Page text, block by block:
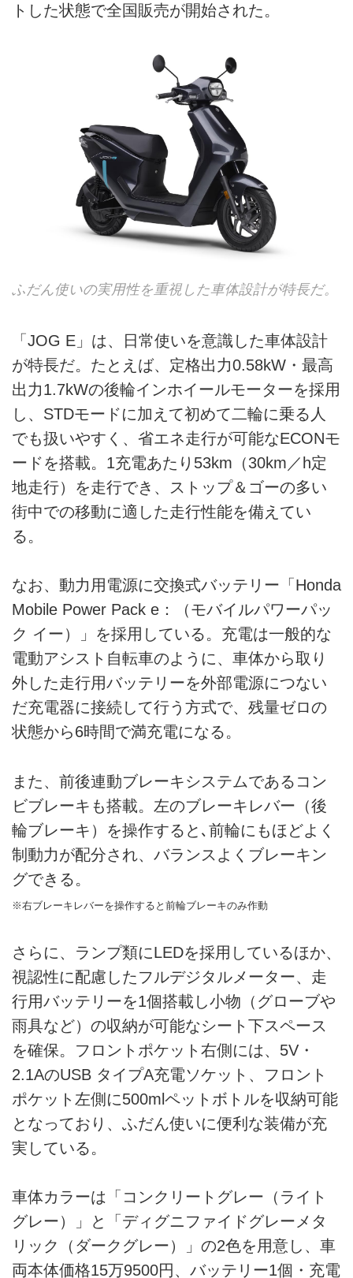
トした状態で全国販売が開始された。
ふだん使いの実用性を重視した車体設計が特長だ。
「JOG E」は、日常使いを意識した車体設計
が特長だ。たとえば、定格出力0.58kW・最高
出力1.7kWの後輪インホイールモーターを採用
し、STDモードに加えて初めて二輪に乗る人
でも扱いやすく、省エネ走行が可能なECONモ
ードを搭載。1充電あたり53km（30km／h定
地走行）を走行でき、ストップ＆ゴーの多い
街中での移動に適した走行性能を備えてい
る。
なお、動力用電源に交換式バッテリー「Honda
Mobile Power Pack e：（モバイルパワーパッ
ク イー）」を採用している。充電は一般的な
電動アシスト自転車のように、車体から取り
外した走行用バッテリーを外部電源につない
だ充電器に接続して行う方式で、残量ゼロの
状態から6時間で満充電になる。
また、前後連動ブレーキシステムであるコン
ビブレーキも搭載。左のブレーキレバー（後
輪ブレーキ）を操作すると､前輪にもほどよく
制動力が配分され、バランスよくブレーキン
グできる。
※右ブレーキレバーを操作すると前輪ブレーキのみ作動
さらに、ランプ類にLEDを採用しているほか、
視認性に配慮したフルデジタルメーター、走
行用バッテリーを1個搭載し小物（グローブや
雨具など）の収納が可能なシート下スペース
を確保。フロントポケット右側には、5V・
2.1AのUSB タイプA充電ソケット、フロント
ポケット左側に500mlペットボトルを収納可能
となっており、ふだん使いに便利な装備が充
実している。
車体カラーは「コンクリートグレー（ライト
グレー）」と「ディグニファイドグレーメタ
リック（ダークグレー）」の2色を用意し、車
両本体価格15万9500円、バッテリー1個・充電